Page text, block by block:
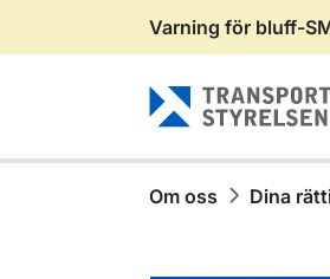
Gå till sidans innehåll
Varning för bluff-
Om oss Dina